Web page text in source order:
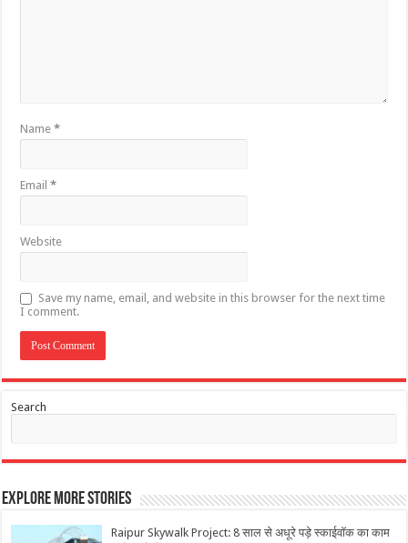
Name*
Email*
Website
Save my name, email, and website in this browser for the next time
I comment.
Search
Explore More Stories
Raipur Skywalk Project: 8 साल से अधूरे पड़े स्काईवॉक का काम